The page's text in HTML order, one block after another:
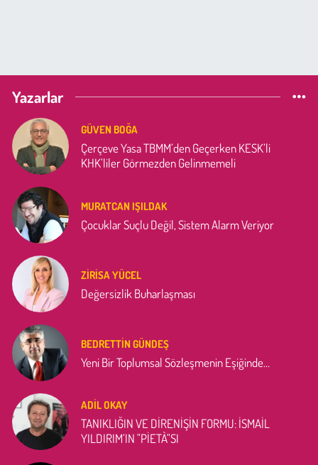
Yazarlar
GÜVEN BOĞA
Çerçeve Yasa TBMM’den Geçerken KESK’li
KHK’liler Görmezden Gelinmemeli
MURATCAN IŞILDAK
Çocuklar Suçlu Değil, Sistem Alarm Veriyor
ZIRISA YÜCEL
Değersizlik Buharlaşması
BEDRETTIN GÜNDEŞ
Yeni Bir Toplumsal Sözleşmenin Eşiğinde…
ADIL OKAY
TANIKLIĞIN VE DİRENİŞİN FORMU: İSMAİL
YILDIRIM’IN "PİETÀ"SI